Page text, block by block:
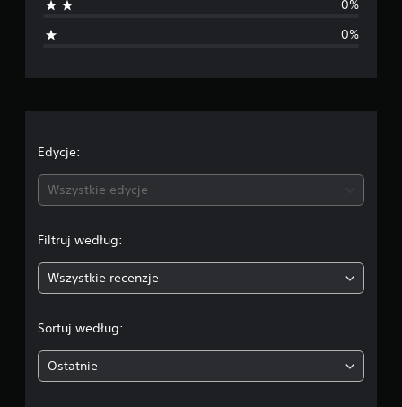
0%
0%
Edycje:
Wszystkie edycje
Filtruj według:
Wszystkie recenzje
Sortuj według:
Ostatnie